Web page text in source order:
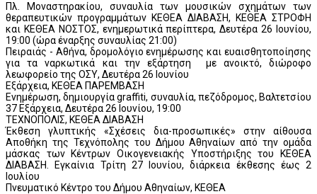
Πλ. Μοναστηρακίου, συναυλία των μουσικών σχημάτων των
θεραπευτικών προγραμμάτων ΚΕΘΕΑ ΔΙΑΒΑΣΗ, ΚΕΘΕΑ ΣΤΡΟΦΗ
και ΚΕΘΕΑ ΝΟΣΤΟΣ, ενημερωτικά περίπτερα, Δευτέρα 26 Ιουνίου,
19:00 (ώρα έναρξης συναυλίας 21:00)
Πειραιάς - Αθήνα, δρομολόγιο ενημέρωσης και ευαισθητοποίησης
για τα ναρκωτικά και την εξάρτηση με ανοικτό, διώροφο
λεωφορείο της ΟΣΥ, Δευτέρα 26 Ιουνίου
Εξάρχεια, ΚΕΘΕΑ ΠΑΡΕΜΒΑΣΗ
Ενημέρωση, δημιουργία graffiti, συναυλία, πεζόδρομος, Βαλτετσίου
37 Εξάρχεια, Δευτέρα 26 Ιουνίου, 19:00
ΤΕΧΝΟΠΟΛΙΣ, ΚΕΘΕΑ ΔΙΑΒΑΣΗ
Έκθεση γλυπτικής «Σχέσεις δια-προσωπικές» στην αίθουσα
Αποθήκη της Τεχνόπολης του Δήμου Αθηναίων από την ομάδα
μάσκας των Κέντρων Οικογενειακής Υποστήριξης του ΚΕΘΕΑ
ΔΙΑΒΑΣΗ. Εγκαίνια Τρίτη 27 Ιουνίου, διάρκεια έκθεσης έως 2
Ιουλίου
Πνευματικό Κέντρο του Δήμου Αθηναίων, ΚΕΘΕΑ